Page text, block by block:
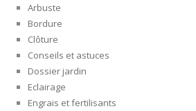
Arbuste
Bordure
Clôture
Conseils et astuces
Dossier jardin
Eclairage
Engrais et fertilisants